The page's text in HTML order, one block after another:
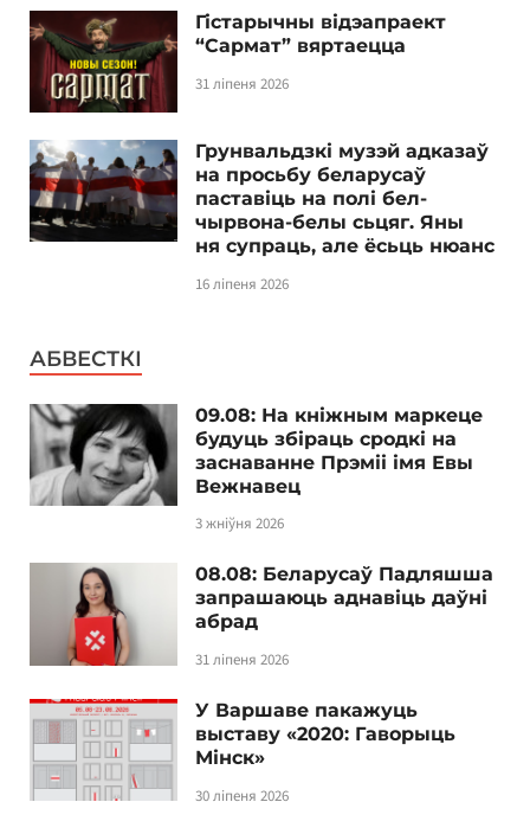
Гістарычны відэапраект
“Сармат” вяртаецца
31 ліпеня 2026
Грунвальдзкі музэй адказаў
на просьбу беларусаў
паставіць на полі бел-
чырвона-белы сьцяг. Яны
ня супраць, але ёсьць нюанс
16 ліпеня 2026
АБВЕСТКІ
09.08: На кніжным маркеце
будуць збіраць сродкі на
заснаванне Прэміі імя Евы
Вежнавец
3 жніўня 2026
08.08: Беларусаў Падляшша
запрашаюць аднавіць даўні
абрад
31 ліпеня 2026
У Варшаве пакажуць
выставу «2020: Гаворыць
Мінск»
30 ліпеня 2026